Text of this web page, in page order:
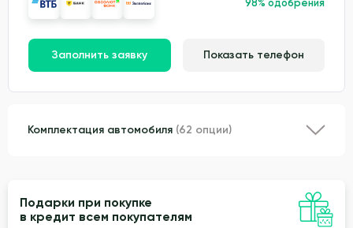
98% одобрения
Заполнить заявку Показать телефон
Комплектация автомобиля (62 опции)
Подарки при покупке
в кредит всем покупателям